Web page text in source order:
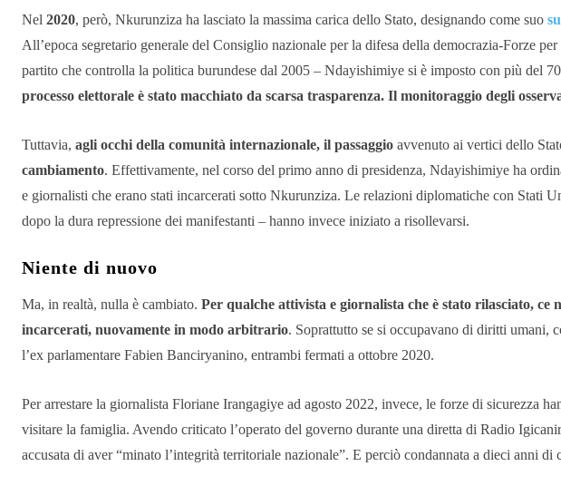
Nel 2020, però, Nkurunziza ha lasciato la massima carica dello Stato, designando come suo
All’epoca segretario generale del Consiglio nazionale per la difesa della democrazia-Forze
partito che controlla la politica burundese dal 2005 – Ndayishimiye si è imposto con più del
processo elettorale è stato macchiato da scarsa trasparenza. Il monitoraggio degli
Tuttavia, agli occhi della comunità internazionale, il passaggio avvenuto ai vertici dello
cambiamento. Effettivamente, nel corso del primo anno di presidenza, Ndayishimiye ha
e giornalisti che erano stati incarcerati sotto Nkurunziza. Le relazioni diplomatiche con Stati
dopo la dura repressione dei manifestanti – hanno invece iniziato a risollevarsi.
Niente di nuovo
Ma, in realtà, nulla è cambiato. Per qualche attivista e giornalista che è stato rilasciato, ce
incarcerati, nuovamente in modo arbitrario. Soprattutto se si occupavano di diritti umani,
l’ex parlamentare Fabien Banciryanino, entrambi fermati a ottobre 2020.
Per arrestare la giornalista Floriane Irangagiye ad agosto 2022, invece, le forze di sicurezza
visitare la famiglia. Avendo criticato l’operato del governo durante una diretta di Radio
accusata di aver “minato l’integrità territoriale nazionale”. E perciò condannata a dieci anni di